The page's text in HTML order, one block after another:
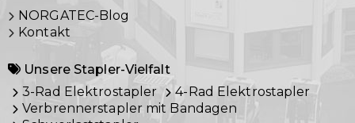
NORGATEC-Blog
Kontakt
Unsere Stapler-Vielfalt
3-Rad Elektrostapler
4-Rad Elektrostapler
Verbrennerstapler mit Bandagen